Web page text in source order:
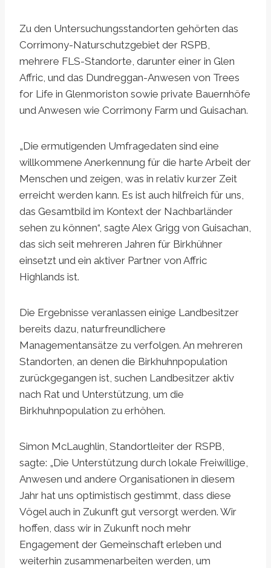
Zu den Untersuchungsstandorten gehörten das
Corrimony-Naturschutzgebiet der RSPB,
mehrere FLS-Standorte, darunter einer in Glen
Affric, und das Dundreggan-Anwesen von Trees
for Life in Glenmoriston sowie private Bauernhöfe
und Anwesen wie Corrimony Farm und Guisachan.
„Die ermutigenden Umfragedaten sind eine
willkommene Anerkennung für die harte Arbeit der
Menschen und zeigen, was in relativ kurzer Zeit
erreicht werden kann. Es ist auch hilfreich für uns,
das Gesamtbild im Kontext der Nachbarländer
sehen zu können“, sagte Alex Grigg von Guisachan,
das sich seit mehreren Jahren für Birkhühner
einsetzt und ein aktiver Partner von Affric
Highlands ist.
Die Ergebnisse veranlassen einige Landbesitzer
bereits dazu, naturfreundlichere
Managementansätze zu verfolgen. An mehreren
Standorten, an denen die Birkhuhnpopulation
zurückgegangen ist, suchen Landbesitzer aktiv
nach Rat und Unterstützung, um die
Birkhuhnpopulation zu erhöhen.
Simon McLaughlin, Standortleiter der RSPB,
sagte: „Die Unterstützung durch lokale Freiwillige,
Anwesen und andere Organisationen in diesem
Jahr hat uns optimistisch gestimmt, dass diese
Vögel auch in Zukunft gut versorgt werden. Wir
hoffen, dass wir in Zukunft noch mehr
Engagement der Gemeinschaft erleben und
weiterhin zusammenarbeiten werden, um